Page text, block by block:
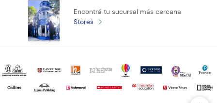
Encontrá tu sucursal más cercana
Stores